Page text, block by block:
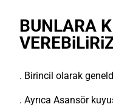
BUNLARA
. Birincil olarak
. Ayrıca Asansör